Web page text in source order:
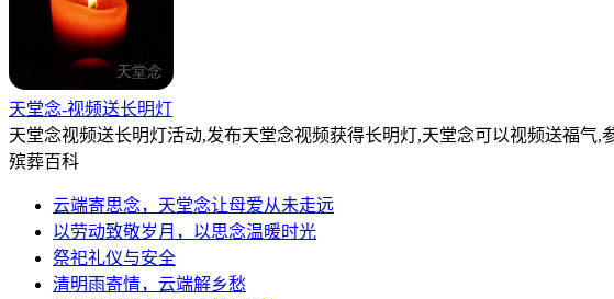
天堂念-视频送长明灯
天堂念视频送长明灯活动,发布天堂念视频获得长明灯,天堂念可以视频送福气
殡葬百科
云端寄思念，天堂念让母爱从未走远
以劳动致敬岁月，以思念温暖时光
祭祀礼仪与安全
清明雨寄情，云端解乡愁